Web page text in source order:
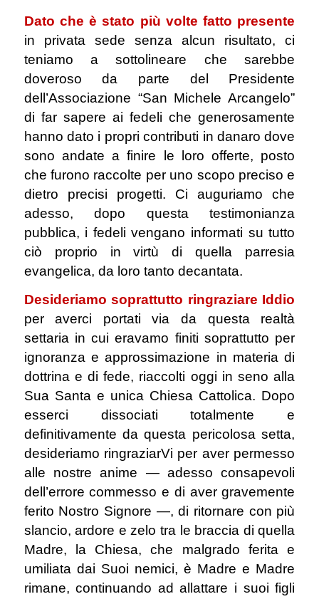
Dato che è stato più volte fatto presente
in privata sede senza alcun risultato, ci
teniamo a sottolineare che sarebbe
doveroso da parte del Presidente
dell’Associazione “San Michele Arcangelo”
di far sapere ai fedeli che generosamente
hanno dato i propri contributi in danaro dove
sono andate a finire le loro offerte, posto
che furono raccolte per uno scopo preciso e
dietro precisi progetti. Ci auguriamo che
adesso, dopo questa testimonianza
pubblica, i fedeli vengano informati su tutto
ciò proprio in virtù di quella parresia
evangelica, da loro tanto decantata.
Desideriamo soprattutto ringraziare Iddio
per averci portati via da questa realtà
settaria in cui eravamo finiti soprattutto per
ignoranza e approssimazione in materia di
dottrina e di fede, riaccolti oggi in seno alla
Sua Santa e unica Chiesa Cattolica. Dopo
esserci dissociati totalmente e
definitivamente da questa pericolosa setta,
desideriamo ringraziarVi per aver permesso
alle nostre anime ― adesso consapevoli
dell’errore commesso e di aver gravemente
ferito Nostro Signore ―, di ritornare con più
slancio, ardore e zelo tra le braccia di quella
Madre, la Chiesa, che malgrado ferita e
umiliata dai Suoi nemici, è Madre e Madre
rimane, continuando ad allattare i suoi figli